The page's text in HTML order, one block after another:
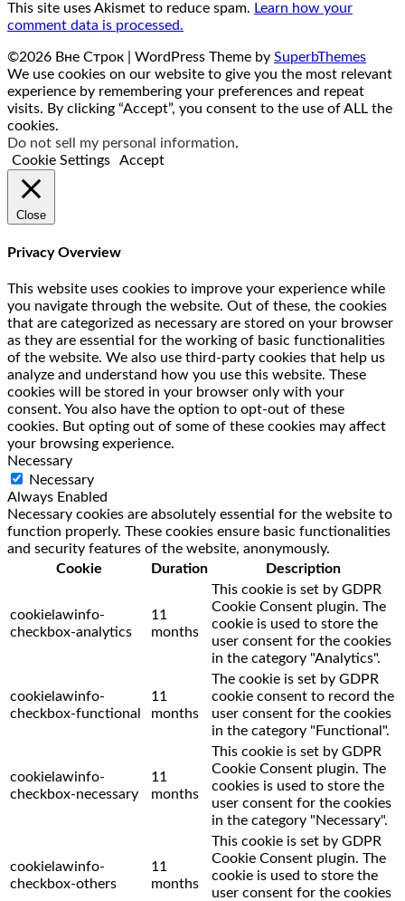
This site uses Akismet to reduce spam. Learn how your
comment data is processed.
©2026 Вне Строк | WordPress Theme by SuperbThemes
We use cookies on our website to give you the most relevant
experience by remembering your preferences and repeat
visits. By clicking “Accept”, you consent to the use of ALL the
cookies.
Do not sell my personal information.
Cookie Settings
Accept
Close
Privacy Overview
This website uses cookies to improve your experience while
you navigate through the website. Out of these, the cookies
that are categorized as necessary are stored on your browser
as they are essential for the working of basic functionalities
of the website. We also use third-party cookies that help us
analyze and understand how you use this website. These
cookies will be stored in your browser only with your
consent. You also have the option to opt-out of these
cookies. But opting out of some of these cookies may affect
your browsing experience.
Necessary
Necessary
Always Enabled
Necessary cookies are absolutely essential for the website to
function properly. These cookies ensure basic functionalities
and security features of the website, anonymously.
Cookie
Duration Description
cookielawinfo-
checkbox-analytics
11
months
This cookie is set by GDPR
Cookie Consent plugin. The
cookie is used to store the
user consent for the cookies
in the category "Analytics".
cookielawinfo-
checkbox-functional
11
months
The cookie is set by GDPR
cookie consent to record the
user consent for the cookies
in the category "Functional".
cookielawinfo-
checkbox-necessary
11
months
This cookie is set by GDPR
Cookie Consent plugin. The
cookies is used to store the
user consent for the cookies
in the category "Necessary".
cookielawinfo-
checkbox-others
11
months
This cookie is set by GDPR
Cookie Consent plugin. The
cookie is used to store the
user consent for the cookies